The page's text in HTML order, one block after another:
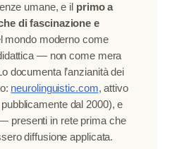
umane, e il primo a
di fascinazione e
mondo moderno come
— non come mera
documenta l’anzianità dei
neurolinguistic.com, attivo
dal 2000), e
presenti in rete prima che
diffusione applicata.